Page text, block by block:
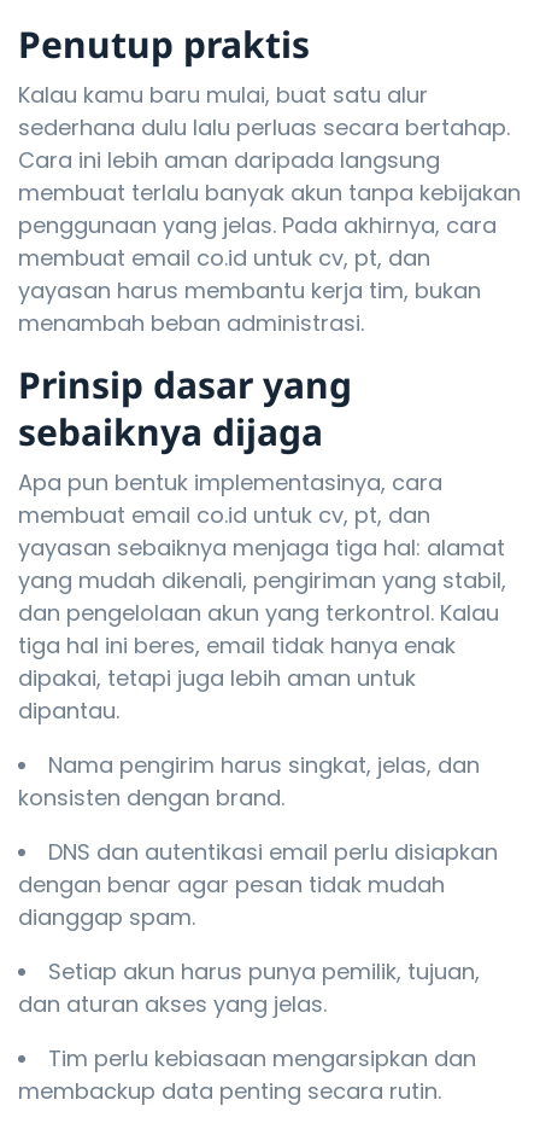
Penutup praktis
Kalau kamu baru mulai, buat satu alur
sederhana dulu lalu perluas secara bertahap.
Cara ini lebih aman daripada langsung
membuat terlalu banyak akun tanpa kebijakan
penggunaan yang jelas. Pada akhirnya, cara
membuat email co.id untuk cv, pt, dan
yayasan harus membantu kerja tim, bukan
menambah beban administrasi.
Prinsip dasar yang
sebaiknya dijaga
Apa pun bentuk implementasinya, cara
membuat email co.id untuk cv, pt, dan
yayasan sebaiknya menjaga tiga hal: alamat
yang mudah dikenali, pengiriman yang stabil,
dan pengelolaan akun yang terkontrol. Kalau
tiga hal ini beres, email tidak hanya enak
dipakai, tetapi juga lebih aman untuk
dipantau.
Nama pengirim harus singkat, jelas, dan
konsisten dengan brand.
DNS dan autentikasi email perlu disiapkan
dengan benar agar pesan tidak mudah
dianggap spam.
Setiap akun harus punya pemilik, tujuan,
dan aturan akses yang jelas.
Tim perlu kebiasaan mengarsipkan dan
membackup data penting secara rutin.